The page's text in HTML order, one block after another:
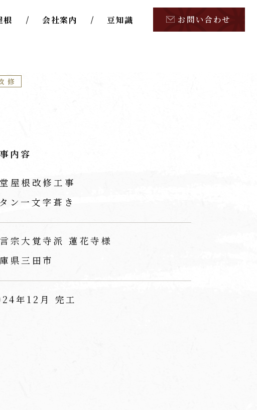
根 会社案内 豆知識 お問い合わせ
修
内容
屋根改修工事
ン一文字葺き
宗大覚寺派 蓮花寺様
県三田市
年12月 完工